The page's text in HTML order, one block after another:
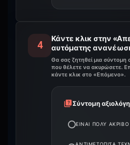
4
Κάντε κλικ στην
αυτόματης
Θα σας ζητηθεί μια σύντομη
που θέλετε να ακυρώσετε.
κάντε κλικ στο «Επόμενο».
Σύντομη
ΕΊΝΑΙ ΠΟΛΎ ΑΚΡΙΒΌ